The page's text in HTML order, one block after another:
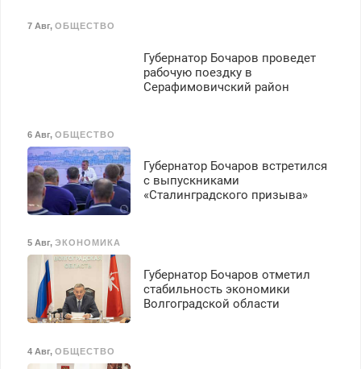
7 Авг, ОБЩЕСТВО
Губернатор Бочаров проведет
рабочую поездку в
Серафимовичский район
6 Авг, ОБЩЕСТВО
Губернатор Бочаров встретился
с выпускниками
«Сталинградского призыва»
5 Авг, ЭКОНОМИКА
Губернатор Бочаров отметил
стабильность экономики
Волгоградской области
4 Авг, ОБЩЕСТВО